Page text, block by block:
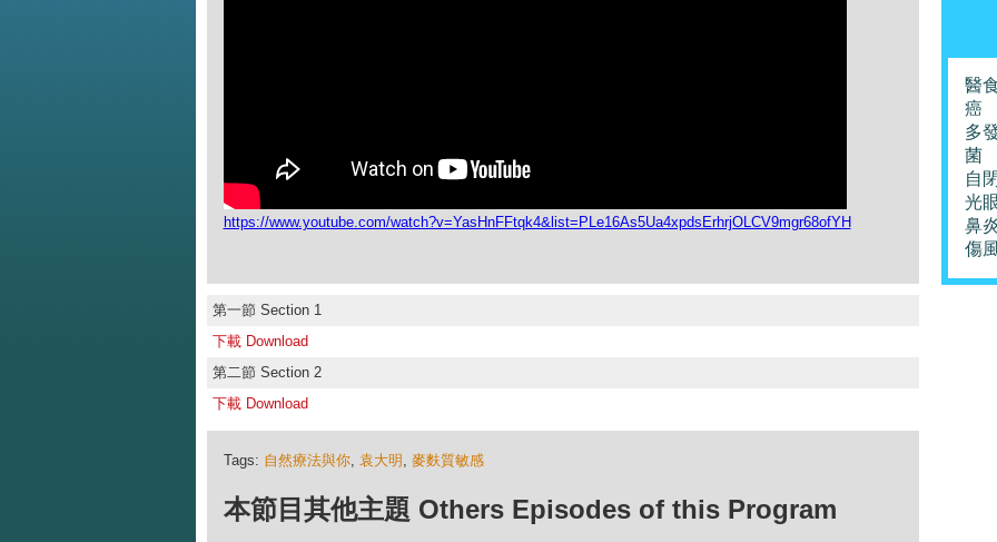
https://www.youtube.com/watch?v=YasHnFFtqk4&list=PLe16As5Ua4xpdsErhrjOLCV9mgr68ofYH
第一節 Section 1
下載 Download
第二節 Section 2
下載 Download
Tags: 自然療法與你, 袁大明 , 麥麩質敏感
本節目其他主題 Others Episodes of this Program
醫
癌
多
菌
自
光
鼻
傷